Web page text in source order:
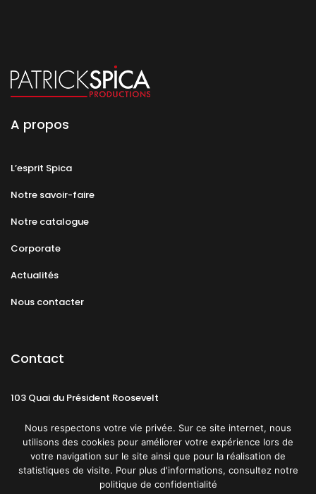
A propos
L’esprit Spica
Notre savoir-faire
Notre catalogue
Corporate
Actualités
Nous contacter
Contact
103 Quai du Président Roosevelt
Nous respectons votre vie privée. Sur ce site internet, nous
utilisons des cookies pour améliorer votre expérience lors de
votre navigation sur le site ainsi que pour la réalisation de
statistiques de visite. Pour plus d'informations, consultez notre
politique de confidentialité